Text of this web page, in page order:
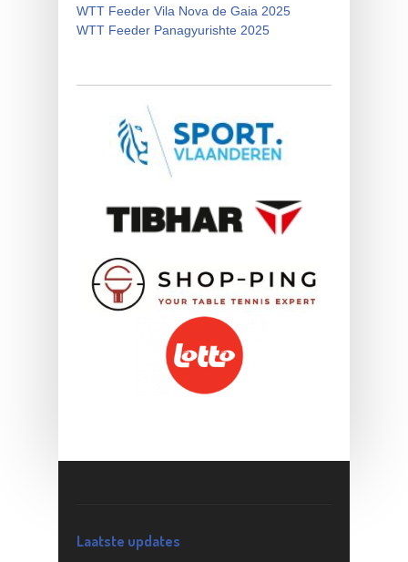
WTT Feeder Vila Nova de Gaia 2025
WTT Feeder Panagyurishte 2025
Laatste updates